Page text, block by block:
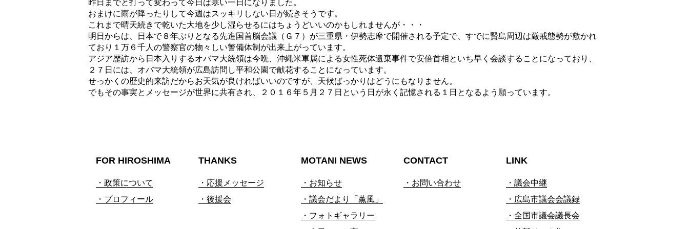
昨日までと打って変わって今日は寒い一日になりました。
おまけに雨が降ったりして今週はスッキリしない日が続きそうです。
これまで晴天続きで乾いた大地を少し湿らせるにはちょうどいいのかもしれませんが・・・
明日からは、日本で８年ぶりとなる先進国首脳会議（Ｇ７）が三重県・伊勢志摩で開催される予定で、すでに賢島周辺は厳戒態勢が敷かれ
ており１万６千人の警察官の物々しい警備体制が出来上がっています。
アジア歴訪から日本入りするオバマ大統領は今晩、沖縄米軍属による女性死体遺棄事件で安倍首相といち早く会談することになっており、
２７日には、オバマ大統領が広島訪問し平和公園で献花することになっています。
せっかくの歴史的来訪だからお天気が良ければいいのですが、天候ばっかりはどうにもなりません。
でもその事実とメッセージが世界に共有され、２０１６年５月２７日という日が永く記憶される１日となるよう願っています。
FOR HIROSHIMA
・政策について
・プロフィール
THANKS
・応援メッセージ
・後援会
MOTANI NEWS
・お知らせ
・議会だより「薫風」
・フォトギャラリー
CONTACT
・お問い合わせ
LINK
・議会中継
・広島市議会会議録
・全国市議会議長会